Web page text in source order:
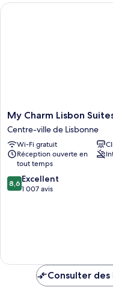
My
Charm
Lisbon
Suites
Centre-
ville
de
Lisbonne
My Charm Lisbon
Centre-ville de Lisbonne
Wi-Fi gratuit
Réception ouverte en
tout temps
8.6
sur
8,6 Excellent
1 007 avis
My Charm Lisbon Suites
Consulter